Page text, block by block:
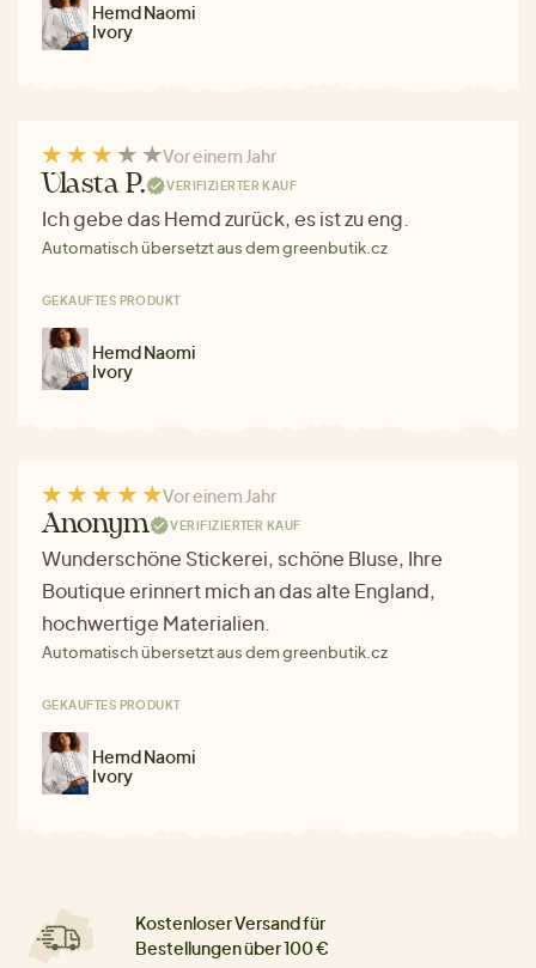
Hemd Naomi
Ivory
Vor einem Jahr
Vlasta P. VERIFIZIERTER KAUF
Ich gebe das Hemd zurück, es ist zu eng.
Automatisch übersetzt aus dem greenbutik.cz
GEKAUFTES PRODUKT
Hemd Naomi
Ivory
Vor einem Jahr
Anonym VERIFIZIERTER KAUF
Wunderschöne Stickerei, schöne Bluse, Ihre
Boutique erinnert mich an das alte England,
hochwertige Materialien.
Automatisch übersetzt aus dem greenbutik.cz
GEKAUFTES PRODUKT
Hemd Naomi
Ivory
Kostenloser Versand für
Bestellungen über 100 €